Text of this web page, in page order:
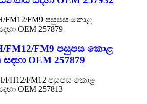
FM12/FM9 පසුපස කොළ
OEM 257879